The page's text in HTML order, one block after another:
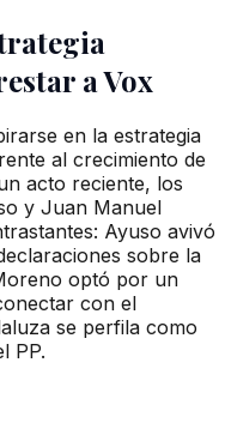
a Vox
en la estrategia
al crecimiento de
acto reciente, los
y Juan Manuel
Ayuso avivó
sobre la
optó por un
con el
se perfila como
PP.